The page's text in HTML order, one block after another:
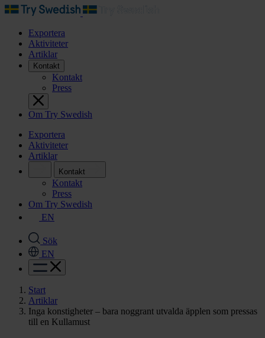
Exportera
Aktiviteter
Artiklar
Kontakt
Kontakt
Press
Om Try Swedish
Exportera
Aktiviteter
Artiklar
Kontakt
Kontakt
Press
Om Try Swedish
EN
Sök
EN
Start
Artiklar
Inga konstigheter – bara noggrant utvalda äpplen som pressas
till en Kullamust